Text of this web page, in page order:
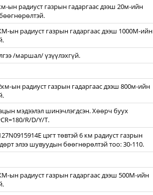
ын радиуст газрын гадаргаас дээш 20м-ийн
ын радиуст газрын гадаргаас дээш 1000М-ийн
/маршал/ үзүүлэхгүй.
ын радиуст газрын гадаргаас дээш 800м-ийн
мэдээлэл шинэчлэгдсэн. Хөөрч буух
R/D/Y/T.
цэгт төвтэй 6 км радиуст газрын
элээ шувуудын бөөгнөрөлтэй тоо: 30-110.
ын радиуст газрын гадаргаас дээш 500М-ийн